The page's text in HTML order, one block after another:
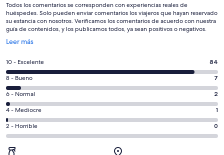
Todos los comentarios se corresponden con experiencias reales de
huéspedes. Solo pueden enviar comentarios los viajeros que hayan reservado
su estancia con nosotros. Verificamos los comentarios de acuerdo con nuestra
guía de contenidos, y los publicamos todos, ya sean positivos o negativos.
Leer más
Se
en
una
ventana
nueva
84
comentarios
de
un
total
de
94
con
una
10 - Excelente 84
7
comentarios
de
un
total
de
con
8 - Bueno 7
2
comentarios
de
un
total
de
6 - Normal 2
1
comentarios
de
total
4 - Mediocre 1
0
comentarios
de
2 - Horrible 0